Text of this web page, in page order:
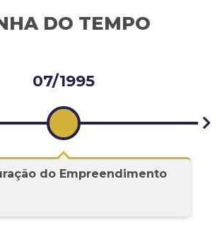
DO TEMPO
09/2000
Trabalhos da Atual Gestão